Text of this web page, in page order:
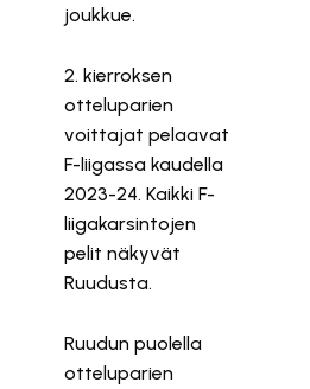
joukkue.
2. kierroksen
otteluparien
voittajat pelaavat
F-liigassa kaudella
2023-24. Kaikki F-
liigakarsintojen
pelit näkyvät
Ruudusta.
Ruudun puolella
otteluparien